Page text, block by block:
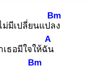
ม่มีเปลี่ยนแปลง
Bm
เธอมีใจให้ฉัน
A
Bm